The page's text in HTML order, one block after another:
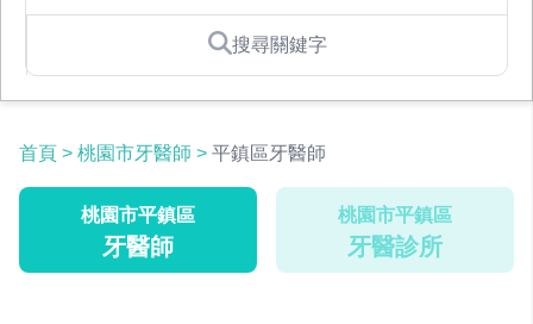
搜尋關鍵字
首頁 > 桃園市牙醫師 > 平鎮區牙醫師
桃園市平鎮區
牙醫師
桃園市平鎮區
牙醫診所